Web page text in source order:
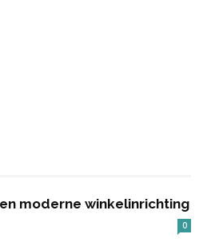
moderne winkelinrichting
0